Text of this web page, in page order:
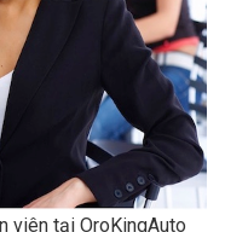
viên tại OroKingAuto